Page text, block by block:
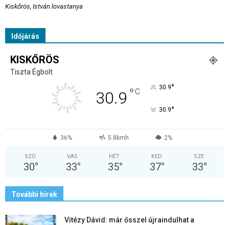
Kiskőrös, István lovastanya
Időjárás
KISKŐRÖS
Tiszta Égbolt
30.9 °C 30.9°
30.9°
36% 5.8kmh 2%
SZO
30°
VAS
33°
HÉT
35°
KED
37°
SZE
33°
További hírek
Vitézy Dávid: már ősszel újraindulhat a